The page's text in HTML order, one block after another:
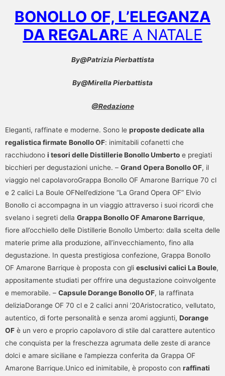
BONOLLO OF, L’ELEGANZA
DA REGALARE A NATALE
By@Patrizia Pierbattista
By@Mirella Pierbattista
@Redazione
Eleganti, raffinate e moderne. Sono le proposte dedicate alla
regalistica firmate Bonollo OF: inimitabili cofanetti che
racchiudono i tesori delle Distillerie Bonollo Umberto e pregiati
bicchieri per degustazioni uniche. – Grand Opera Bonollo OF, il
viaggio nel capolavoroGrappa Bonollo OF Amarone Barrique 70 cl
e 2 calici La Boule OFNell’edizione “La Grand Opera OF” Elvio
Bonollo ci accompagna in un viaggio attraverso i suoi ricordi che
svelano i segreti della Grappa Bonollo OF Amarone Barrique,
fiore all’occhiello delle Distillerie Bonollo Umberto: dalla scelta delle
materie prime alla produzione, all’invecchiamento, fino alla
degustazione. In questa prestigiosa confezione, Grappa Bonollo
OF Amarone Barrique è proposta con gli esclusivi calici La Boule,
appositamente studiati per offrire una degustazione coinvolgente
e memorabile. – Capsule Dorange Bonollo OF, la raffinata
deliziaDorange OF 70 cl e 2 calici anni ’20Aristocratico, vellutato,
autentico, di forte personalità e senza aromi aggiunti, Dorange
OF è un vero e proprio capolavoro di stile dal carattere autentico
che conquista per la freschezza agrumata delle zeste di arance
dolci e amare siciliane e l’ampiezza conferita da Grappa OF
Amarone Barrique.Unico ed inimitabile, è proposto con raffinati